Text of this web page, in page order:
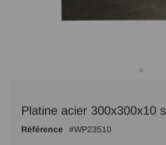
débutPlatine acier 300x300x10
Référence WP23510